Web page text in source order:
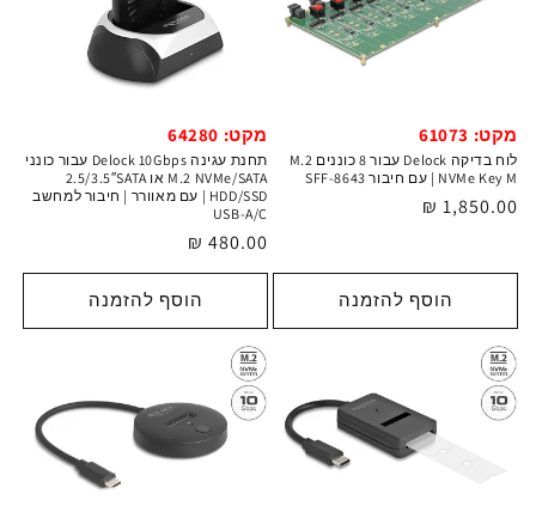
מקט: 61073
לוח בדיקה Delock עבור 8 כוננים M.2
NVMe Key M | עם חיבור SFF‑8643
מחיר
1,850.00 ₪
הוסף להזמנה
מקט: 64280
תחנת עגינה Delock 10Gbps עבור כונני
M.2 NVMe/SATA או 2.5/3.5″SATA
HDD/SSD | עם מאוורר | חיבור למחשב
USB-A/C
מחיר
רגיל
480.00 ₪
הוסף להזמנה